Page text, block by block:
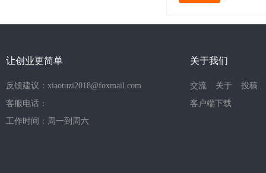
让创业更简单
反馈建议：xiaotuzi2018@foxmail.com
客服电话：
工作时间：周一到周六
关于我们
交流 关于
投稿
客户端下载